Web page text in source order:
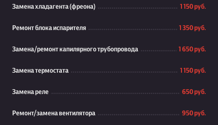
Замена хладагента (фреона) 1 150 руб.
Ремонт блока испарителя 1 350 руб.
Замена/ремонт капилярного трубопровода 1 650 руб.
Замена термостата 1 150 руб.
Замена реле 650 руб.
Ремонт/замена вентилятора 950 руб.